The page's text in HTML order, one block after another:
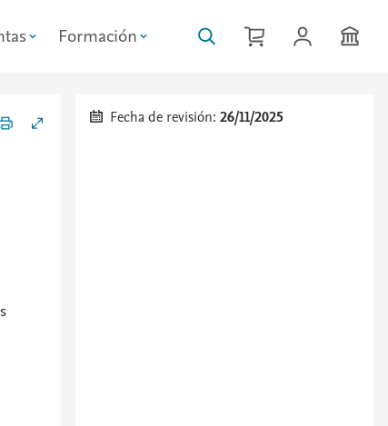
Formación
Fecha de revisión:26/11/2025